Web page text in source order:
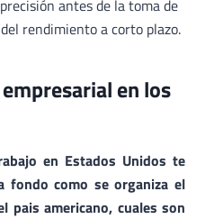
antes de la toma de
rendimiento a corto plazo.
en los
en Estados Unidos te
fondo como se organiza el
pais americano, cuales son